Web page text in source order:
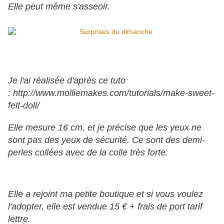
Elle peut même s'asseoir.
Je l'ai réalisée d'après ce tuto
: http://www.molliemakes.com/tutorials/make-sweet-
felt-doll/
Elle mesure 16 cm, et je précise que les yeux ne
sont pas des yeux de sécurité. Ce sont des demi-
perles collées avec de la colle très forte.
Elle a rejoint ma petite boutique et si vous voulez
l'adopter, elle est vendue 15 € + frais de port tarif
lettre.